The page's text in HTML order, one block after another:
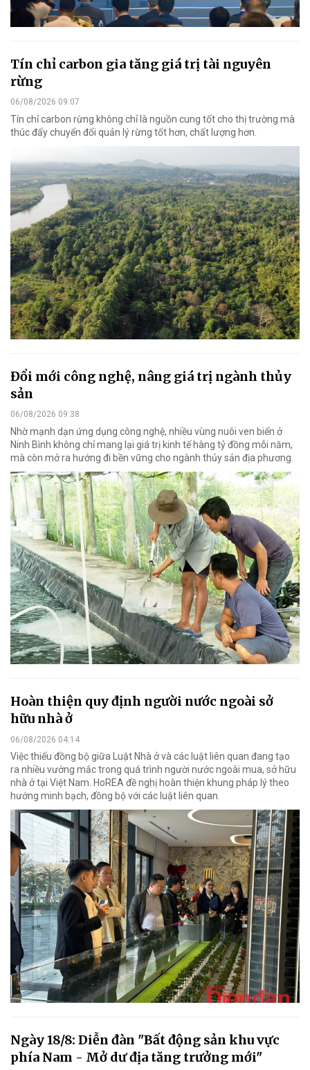
Tín chỉ carbon gia tăng giá trị tài nguyên
rừng
06/08/2026 09:07
Tín chỉ carbon rừng không chỉ là nguồn cung tốt cho thị trường mà
thúc đẩy chuyển đổi quản lý rừng tốt hơn, chất lượng hơn.
Đổi mới công nghệ, nâng giá trị ngành thủy
sản
06/08/2026 09:38
Nhờ mạnh dạn ứng dụng công nghệ, nhiều vùng nuôi ven biển ở
Ninh Bình không chỉ mang lại giá trị kinh tế hàng tỷ đồng mỗi năm,
mà còn mở ra hướng đi bền vững cho ngành thủy sản địa phương.
Hoàn thiện quy định người nước ngoài sở
hữu nhà ở
06/08/2026 04:14
Việc thiếu đồng bộ giữa Luật Nhà ở và các luật liên quan đang tạo
ra nhiều vướng mắc trong quá trình người nước ngoài mua, sở hữu
nhà ở tại Việt Nam. HoREA đề nghị hoàn thiện khung pháp lý theo
hướng minh bạch, đồng bộ với các luật liên quan.
Ngày 18/8: Diễn đàn "Bất động sản khu vực
phía Nam - Mở dư địa tăng trưởng mới"